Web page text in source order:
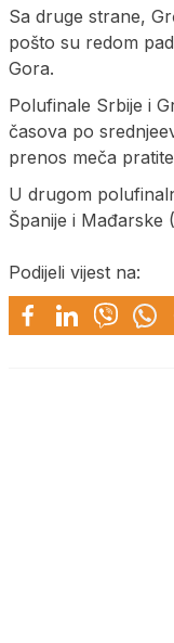
Sa druge strane,
pošto su redom
Gora.
Polufinale Srbije i
časova po
prenos meča
U drugom
Španije i Mađarske
Podijeli vijest na: